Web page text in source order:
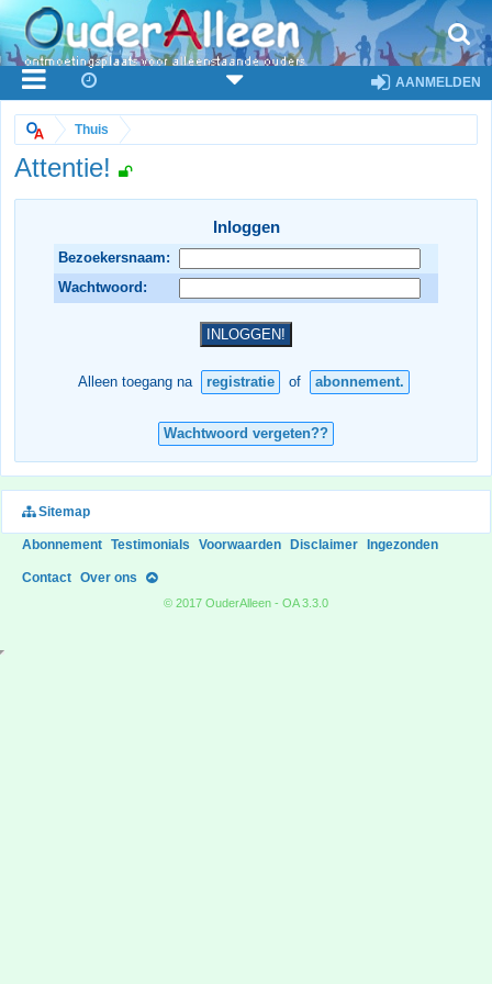
AANMELDEN
Thuis
Attentie!
Inloggen
Bezoekersnaam:
Wachtwoord:
Alleen toegang na registratie of abonnement.
Wachtwoord vergeten??
Sitemap
Abonnement Testimonials Voorwaarden Disclaimer Ingezonden
Contact Over ons
© 2017 OuderAlleen - OA 3.3.0